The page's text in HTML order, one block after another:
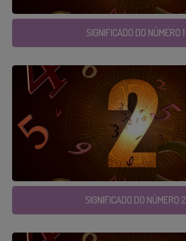
SIGNIFICADO DO NÚMERO 1
SIGNIFICADO DO NÚMERO 2